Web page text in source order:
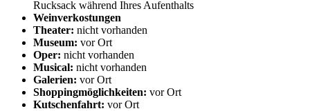
Rucksack während Ihres Aufenthalts
Weinverkostungen
Theater: nicht vorhanden
Museum: vor Ort
Oper: nicht vorhanden
Musical: nicht vorhanden
Galerien: vor Ort
Shoppingmöglichkeiten: vor Ort
Kutschenfahrt: vor Ort